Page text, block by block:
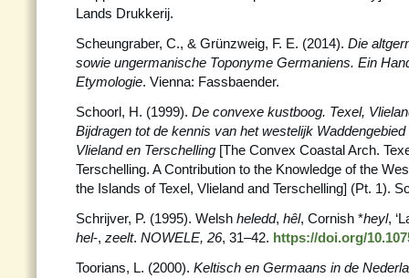
Lands Drukkerij.
Scheungraber, C., & Grünzweig, F. E. (2014). Die
sowie ungermanische Toponyme Germaniens. Ein
Etymologie. Vienna: Fassbaender.
Schoorl, H. (1999). De convexe kustboog. Texel,
Bijdragen tot de kennis van het westelijk
Vlieland en Terschelling [The Convex Coastal Arch.
Terschelling. A Contribution to the Knowledge of the
the Islands of Texel, Vlieland and Terschelling] (Pt. 1).
Schrijver, P. (1995). Welsh heledd, hêl, Cornish *heyl,
hel-, zeelt. NOWELE, 26, 31–42. https://doi.org/
Toorians, L. (2000). Keltisch en Germaans in de